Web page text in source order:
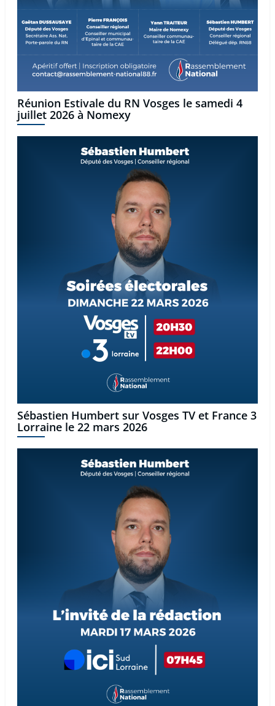
Réunion Estivale du RN Vosges le samedi 4
juillet 2026 à Nomexy
Sébastien Humbert sur Vosges TV et France 3
Lorraine le 22 mars 2026